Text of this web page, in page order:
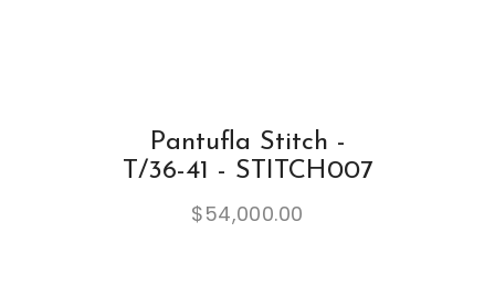
Pantufla Stitch -
T/36-41 - STITCH007
$54,000.00